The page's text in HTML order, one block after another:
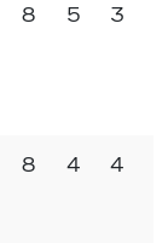
8 5 3
8 4 4